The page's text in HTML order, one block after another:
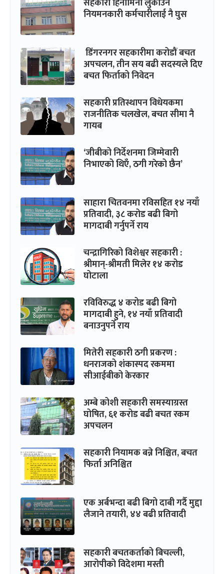
नियमनकारी कर्मचारीलाई नै घुस
डिंगरनगर सहकारीमा करोडौं बचत
अपचलन, तीन सय बढी सदस्यले दिए
बचत फिर्ताको निवेदन
सहकारी प्रतिस्थापन विधेयकमा
राजनीतिक चलखेल, बचत सीमा नै
गायब
‘जीबीको निर्देशनमा जिम्मेवारी
निभाएको थिएँ, ठगी गरेको छैन’
साहारा चितवनमा रविसहित १४ नयाँ
प्रतिवादी, ३८ करोड बढी बिगो
मागदाबी गर्नुपर्ने राय
चन्द्रागिरिको विशेश्वर सहकारी :
श्रीमान्-श्रीमती मिलेर १४ करोड
घोटाला
रविविरुद्ध ४ करोड बढी बिगो
मागदाबी हुने, १४ नयाँ प्रतिवादी
बनाउनुपर्ने राय
मितेरी सहकारी ठगी प्रकरण :
धनराजको शंकास्पद रकममा
सीआईबीको केरकार
अम्बे कोशी सहकारी समस्याग्रस्त
घोषित, ६१ करोड बढी बचत रकम
अपचलन
सहकारी नियामक बन्ने निश्चित, बचत
फिर्ता अनिश्चित
एक अर्बभन्दा बढी बिगो दाबी गर्दै मुद्दा
लैजाने तयारी, ४४ बढी प्रतिवादी
सहकारी बचतकर्ताको बिचल्ली,
आरोपीको विदेशमा मस्ती